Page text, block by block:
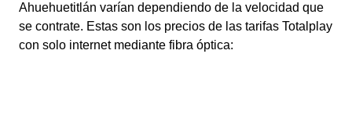
Ahuehuetitlán varían dependiendo de la velocidad que
se contrate. Estas son los precios de las tarifas Totalplay
con solo internet mediante fibra óptica: